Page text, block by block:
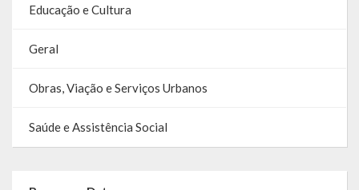
Repasses e Transferências
Educação e Cultura
Geral
Obras, Viação e Serviços Urbanos
Saúde e Assistência Social